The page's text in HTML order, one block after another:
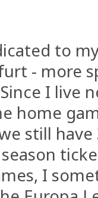
to
- more
I live
home
still
I